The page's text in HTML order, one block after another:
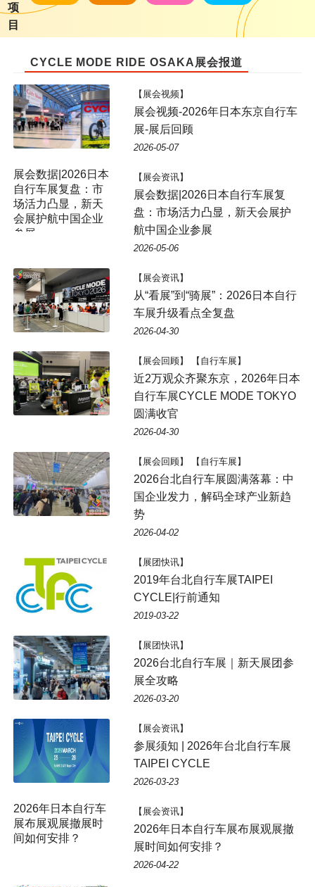
项
目
CYCLE MODE RIDE OSAKA展会报道
【展会视频】
展会视频-2026年日本东京自行车
展-展后回顾
2026-05-07
【展会资讯】
展会数据|2026日本自行车展复
盘：市场活力凸显，新天会展护
航中国企业参展
2026-05-06
【展会资讯】
从“看展”到“骑展”：2026日本自行
车展升级看点全复盘
2026-04-30
【展会回顾】 【自行车展】
近2万观众齐聚东京，2026年日本
自行车展CYCLE MODE TOKYO
圆满收官
2026-04-30
【展会回顾】 【自行车展】
2026台北自行车展圆满落幕：中
国企业发力，解码全球产业新趋
势
2026-04-02
【展团快讯】
2019年台北自行车展TAIPEI
CYCLE|行前通知
2019-03-22
【展团快讯】
2026台北自行车展｜新天展团参
展全攻略
2026-03-20
【展会资讯】
参展须知 | 2026年台北自行车展
TAIPEI CYCLE
2026-03-23
2026年日本自行车
展布展观展撤展时
间如何安排？
【展会资讯】
2026年日本自行车展布展观展撤
展时间如何安排？
2026-04-22